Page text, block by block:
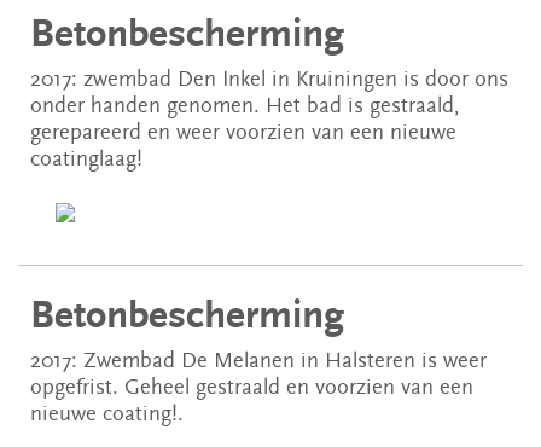
Betonbescherming
2017: zwembad Den Inkel in Kruiningen is door ons
onder handen genomen. Het bad is gestraald,
gerepareerd en weer voorzien van een nieuwe
coatinglaag!
Betonbescherming
2017: Zwembad De Melanen in Halsteren is weer
opgefrist. Geheel gestraald en voorzien van een
nieuwe coating!.